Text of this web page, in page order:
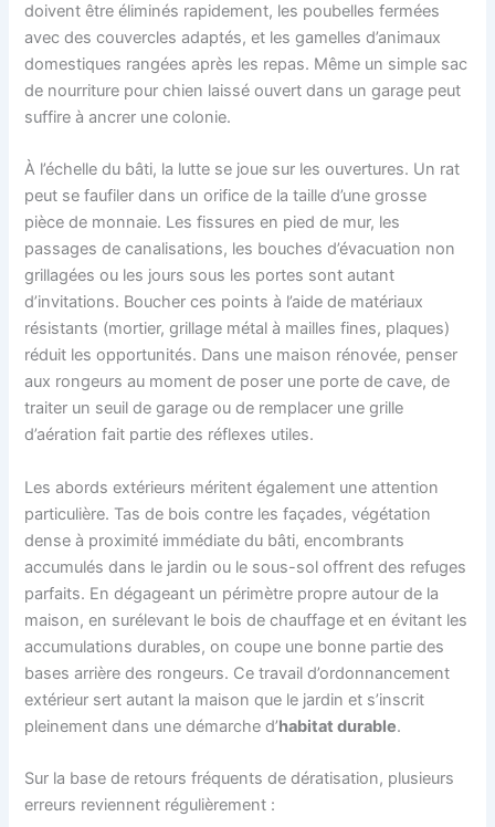
doivent être éliminés rapidement, les poubelles fermées
avec des couvercles adaptés, et les gamelles d’animaux
domestiques rangées après les repas. Même un simple sac
de nourriture pour chien laissé ouvert dans un garage peut
suffire à ancrer une colonie.
À l’échelle du bâti, la lutte se joue sur les ouvertures. Un rat
peut se faufiler dans un orifice de la taille d’une grosse
pièce de monnaie. Les fissures en pied de mur, les
passages de canalisations, les bouches d’évacuation non
grillagées ou les jours sous les portes sont autant
d’invitations. Boucher ces points à l’aide de matériaux
résistants (mortier, grillage métal à mailles fines, plaques)
réduit les opportunités. Dans une maison rénovée, penser
aux rongeurs au moment de poser une porte de cave, de
traiter un seuil de garage ou de remplacer une grille
d’aération fait partie des réflexes utiles.
Les abords extérieurs méritent également une attention
particulière. Tas de bois contre les façades, végétation
dense à proximité immédiate du bâti, encombrants
accumulés dans le jardin ou le sous-sol offrent des refuges
parfaits. En dégageant un périmètre propre autour de la
maison, en surélevant le bois de chauffage et en évitant les
accumulations durables, on coupe une bonne partie des
bases arrière des rongeurs. Ce travail d’ordonnancement
extérieur sert autant la maison que le jardin et s’inscrit
pleinement dans une démarche d’habitat durable.
Sur la base de retours fréquents de dératisation, plusieurs
erreurs reviennent régulièrement :